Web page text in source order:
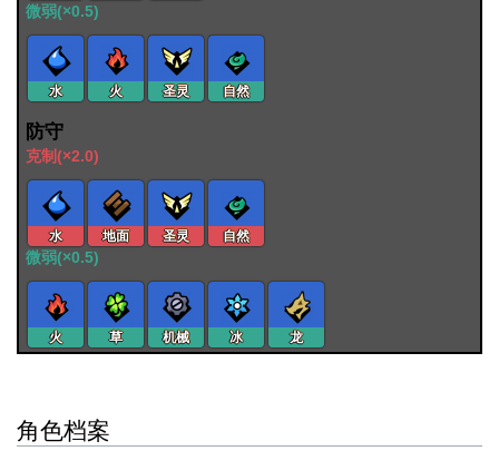
微弱(×0.5)
水 火 圣灵 自然
防守
克制(×2.0)
水 地面 圣灵 自然
微弱(×0.5)
火 草 机械 冰 龙
角色档案